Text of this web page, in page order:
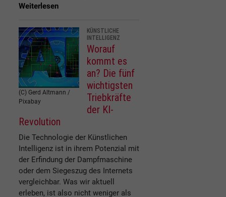
Weiterlesen
(C) Gerd Altmann /
Pixabay
KÜNSTLICHE
INTELLIGENZ
Worauf
kommt es
an? Die fünf
wichtigsten
Triebkräfte
der KI-
Revolution
Die Technologie der Künstlichen
Intelligenz ist in ihrem Potenzial mit
der Erfindung der Dampfmaschine
oder dem Siegeszug des Internets
vergleichbar. Was wir aktuell
erleben, ist also nicht weniger als